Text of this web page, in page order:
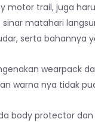
motor trail, juga
matahari
serta bahannya
wearpack
warna nya tidak
body protector